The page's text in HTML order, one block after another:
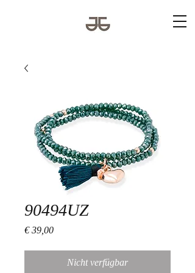
90494UZ
€ 39,00Preis
Nicht verfügbar